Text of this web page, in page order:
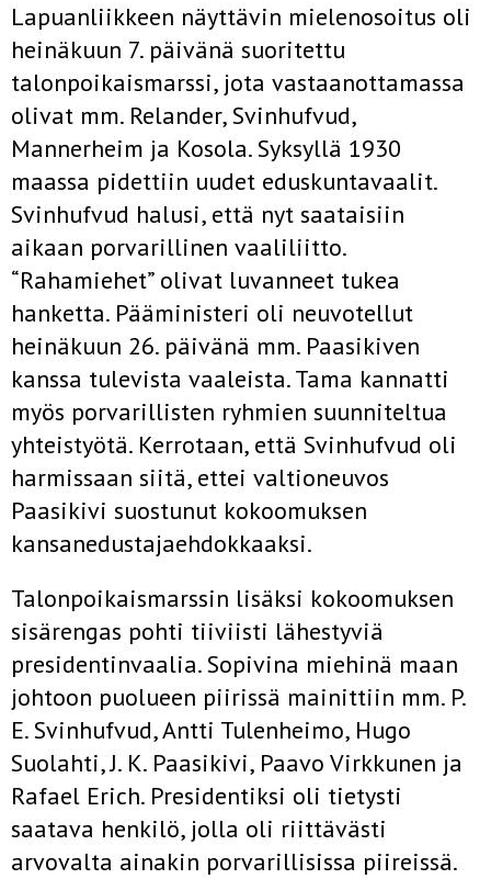
Lapuanliikkeen näyttävin mielenosoitus oli
heinäkuun 7. päivänä suoritettu
talonpoikaismarssi, jota vastaanottamassa
olivat mm. Relander, Svinhufvud,
Mannerheim ja Kosola. Syksyllä 1930
maassa pidettiin uudet eduskuntavaalit.
Svinhufvud halusi, että nyt saataisiin
aikaan porvarillinen vaaliliitto.
“Rahamiehet” olivat luvanneet tukea
hanketta. Pääministeri oli neuvotellut
heinäkuun 26. päivänä mm. Paasikiven
kanssa tulevista vaaleista. Tama kannatti
myös porvarillisten ryhmien suunniteltua
yhteistyötä. Kerrotaan, että Svinhufvud oli
harmissaan siitä, ettei valtioneuvos
Paasikivi suostunut kokoomuksen
kansanedustajaehdokkaaksi.
Talonpoikaismarssin lisäksi kokoomuksen
sisärengas pohti tiiviisti lähestyviä
presidentinvaalia. Sopivina miehinä maan
johtoon puolueen piirissä mainittiin mm. P.
E. Svinhufvud, Antti Tulenheimo, Hugo
Suolahti, J. K. Paasikivi, Paavo Virkkunen ja
Rafael Erich. Presidentiksi oli tietysti
saatava henkilö, jolla oli riittävästi
arvovalta ainakin porvarillisissa piireissä.